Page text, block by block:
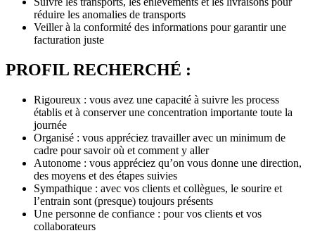
réduire les anomalies de transports
Veiller à la conformité des informations pour garantir une
facturation juste
PROFIL RECHERCHÉ :
Rigoureux : vous avez une capacité à suivre les process
établis et à conserver une concentration importante toute la
journée
Organisé : vous appréciez travailler avec un minimum de
cadre pour savoir où et comment y aller
Autonome : vous appréciez qu’on vous donne une direction,
des moyens et des étapes suivies
Sympathique : avec vos clients et collègues, le sourire et
l’entrain sont (presque) toujours présents
Une personne de confiance : pour vos clients et vos
collaborateurs